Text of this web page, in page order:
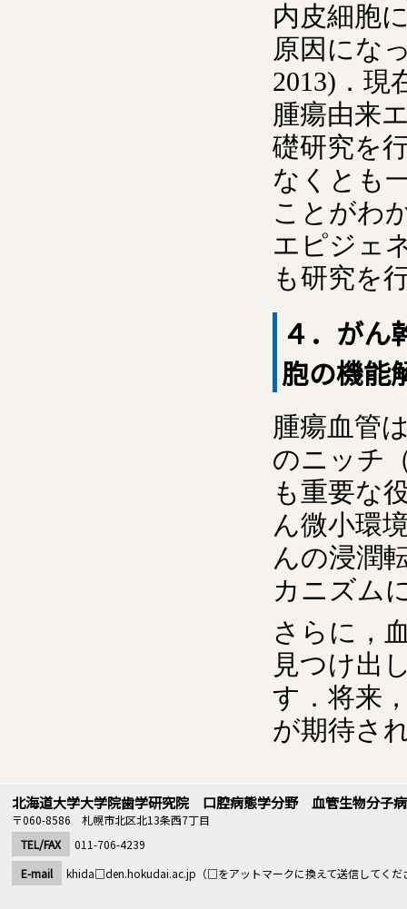
内皮細胞
原因にな
2013)．現
腫瘍由来
礎研究を
なくとも
ことがわ
エピジェ
も研究を
４．がん
胞の機能
腫瘍血管
のニッチ
も重要な
ん微小環
んの浸潤
カニズム
さらに，
見つけ出
す．将来
が期待さ
北海道大学大学院歯学研究院 口腔病態学分野 血管生物分子
〒060-8586 札幌市北区北13条西7丁目
TEL/FAX
011-706-4239
E-mail
khida□den.hokudai.ac.jp（□をアットマークに換えて送信してくだ